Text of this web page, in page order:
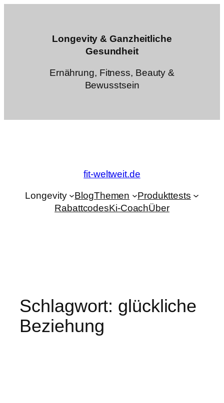
Longevity & Ganzheitliche
Gesundheit
Ernährung, Fitness, Beauty &
Bewusstsein
fit-weltweit.de
Longevity BlogThemen
Produkttests
RabattcodesKi-CoachÜber
Schlagwort: glückliche
Beziehung